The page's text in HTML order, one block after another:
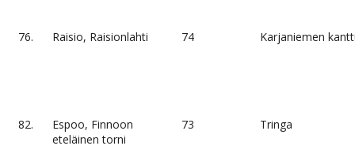
76. Raisio, Raisionlahti 74 Karjaniemen
82.
Espoo, Finnoon
eteläinen torni
73 Tringa